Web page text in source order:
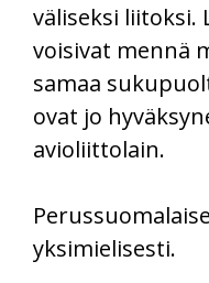
väliseksi liitoksi.
voisivat mennä
samaa
ovat jo
avioliittolain.
yksimielisesti.